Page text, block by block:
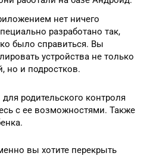
нет ничего
разработано так,
было справиться. Вы
устройства не только
но и подростков.
родительского контроля
с ее возможностями. Также
вы хотите перекрыть